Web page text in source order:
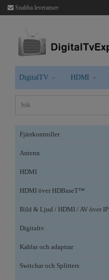
Snabba leveranser
DigitalTV HDMI
Fjärrkontroller
Antenn
HDMI
HDMI över HDBaseT™
Bild & Ljud / HDMI / AV över IP
Digitaltv
Kablar och adaptrar
Switchar och Splitters